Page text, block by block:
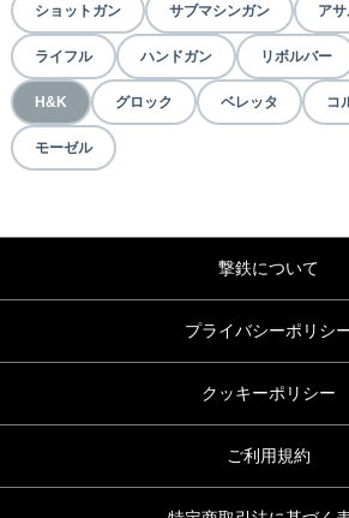
ショットガン サブマシンガン ア
ライフル ハンドガン リボルバー
H&K グロック ベレッタ コ
モーゼル
撃鉄について
プライバシーポリシ
クッキーポリシー
ご利用規約